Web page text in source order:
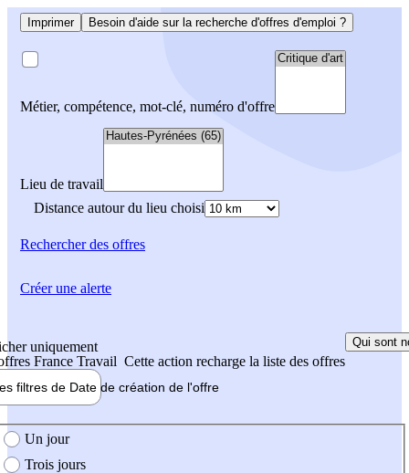
Imprimer Besoin d'aide sur la recherche d'offres d'emploi ?
Métier, compétence, mot-clé, numéro d'offre
Lieu de travail
Distance autour du lieu choisi
Rechercherdes offres
uniquement
France Travail Cette action recharge la liste des offres
Qui sont
filtres de Date de création de l'offre
création de l'offre
Un jour
Trois jours
Créer une alerte